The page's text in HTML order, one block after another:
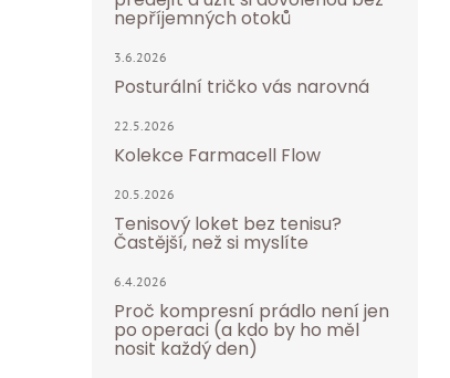
nepříjemných otoků
3.6.2026
Posturální tričko vás narovná
22.5.2026
Kolekce Farmacell Flow
20.5.2026
Tenisový loket bez tenisu?
Častější, než si myslíte
6.4.2026
Proč kompresní prádlo není jen
po operaci (a kdo by ho měl
nosit každý den)